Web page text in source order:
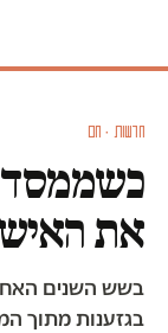
חדשות · חם
כשממסד
את האיש
בשש השנים
בגזענות מתוך